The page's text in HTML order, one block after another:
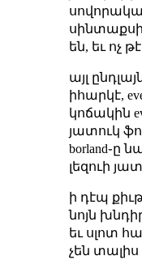
են, եւ ոչ
այլ
իհարկէ,
կոճակին
յատուկ
borland֊ը
լեզուի
ի դէպ
նոյն
եւ սլոտ
չեն